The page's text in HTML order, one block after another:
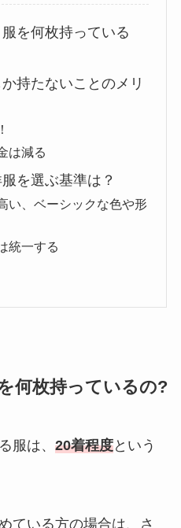
を何枚持っている
持たないことのメリ
は減る
を選ぶ基準は？
い、ベーシックな色や形
統一する
何枚持っているの?
服は、 20着程度という
ている方の場合は、さ